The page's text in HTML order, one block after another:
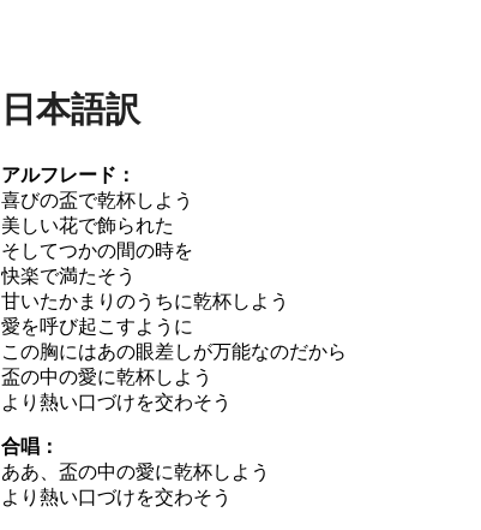
日本語訳
アルフレード：
喜びの盃で乾杯しよう
美しい花で飾られた
そしてつかの間の時を
快楽で満たそう
甘いたかまりのうちに乾杯しよう
愛を呼び起こすように
この胸にはあの眼差しが万能なのだから
盃の中の愛に乾杯しよう
より熱い口づけを交わそう
合唱：
ああ、盃の中の愛に乾杯しよう
より熱い口づけを交わそう